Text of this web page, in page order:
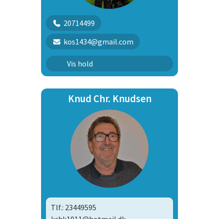
20714499
kos1434@gmail.com
Vis hold
Rally konkurrence begynder
Knud Chr. Knudsen
Tlf.: 23449595